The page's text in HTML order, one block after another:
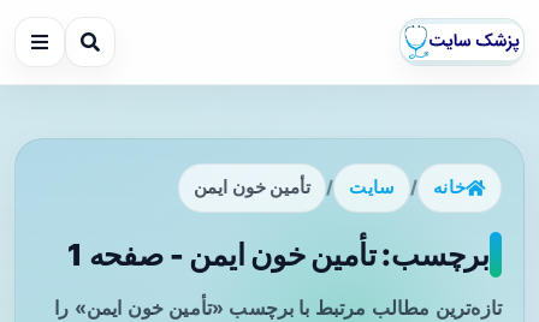
خانه / سایت / تأمین خون ایمن
برچسب: تأمین خون ایمن - صفحه 1
تازه‌ترین مطالب مرتبط با برچسب «تأمین خون ایمن» را